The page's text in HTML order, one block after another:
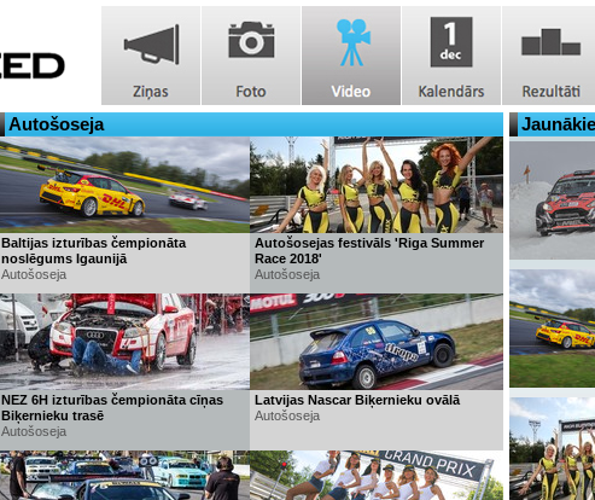
Autošoseja
Baltijas izturības čempionāta
noslēgums Igaunijā
Autošoseja
Autošosejas festivāls 'Riga Summer
Race 2018'
Autošoseja
NEZ 6H izturības čempionāta cīņas
Biķernieku trasē
Autošoseja
Latvijas Nascar Biķernieku ovālā
Autošoseja